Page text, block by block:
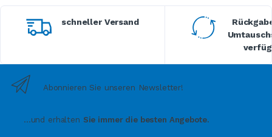
schneller Versand
Abonnieren Sie unseren Newsletter!
...und erhalten Sie immer die besten Angebote.